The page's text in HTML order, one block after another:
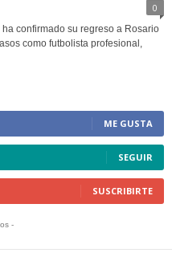
0
confirmado su regreso a Rosario
como futbolista profesional,
ME GUSTA
SEGUIR
SUSCRIBIRTE
-